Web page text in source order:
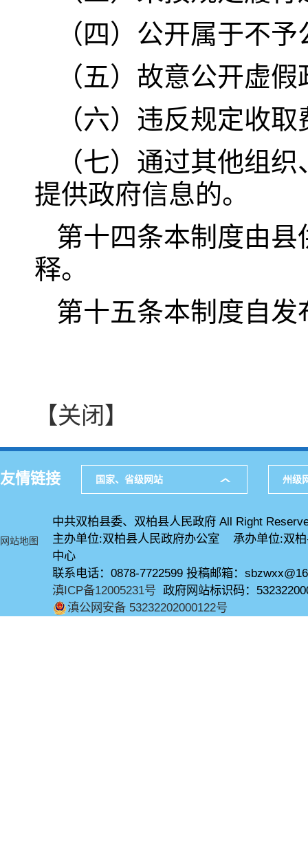
（四）公开属于不
（五）故意公开虚
（六）违反规定收
（七）通过其他组
提供政府信息的。
第十四条本制度由
释。
第十五条本制度自
【关闭】
友情链接 国家、省级网站 州级
网站地图
中共双柏县委、双柏县人民政府 All Right
主办单位:双柏县人民政府办公室 承办单位:双
中心
联系电话：0878-7722599 投稿邮箱：
滇ICP备12005231号 政府网站标识码：
滇公网安备 53232202000122号